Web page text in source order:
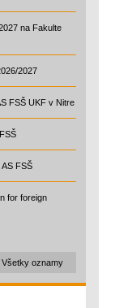
na Fakulte
2027
FSŠ UKF v Nitre
FSŠ
for foreign
Všetky oznamy